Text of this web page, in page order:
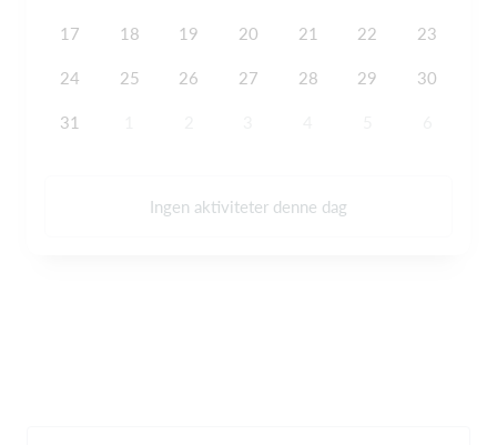
17 18 19 20 21 22 23
24 25 26 27 28 29 30
31
Ingen aktiviteter denne dag